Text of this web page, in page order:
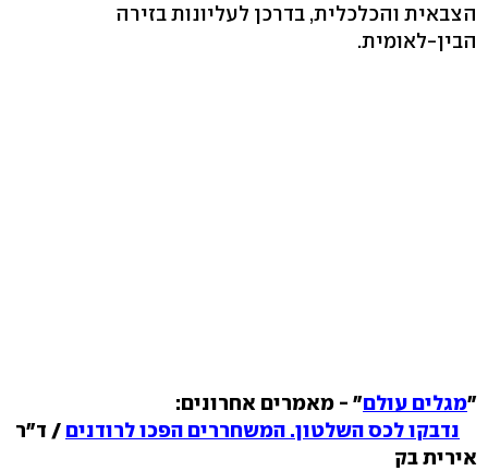
הצבאית והכלכלית, בדרכן לעליונות בזירה
הבין-לאומית.
"מגלים עולם" - מאמרים אחרונים:
נדבקו לכס השלטון. המשחררים הפכו לרודנים / ד"ר
אירית בק